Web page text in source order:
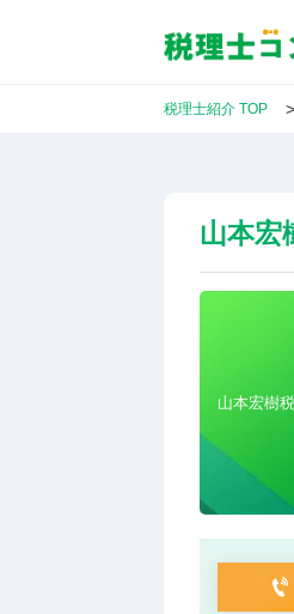
税理士紹介 TOP
山本宏
山本宏樹